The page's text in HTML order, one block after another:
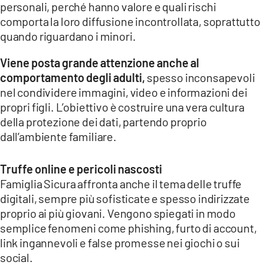
personali, perché hanno valore e quali rischi
comporta la loro diffusione incontrollata, soprattutto
quando riguardano i minori.
Viene posta grande attenzione anche al
comportamento degli adulti, spesso inconsapevoli
nel condividere immagini, video e informazioni dei
propri figli. L’obiettivo è costruire una vera cultura
della protezione dei dati, partendo proprio
dall’ambiente familiare.
Truffe online e pericoli nascosti
Famiglia Sicura affronta anche il tema delle truffe
digitali, sempre più sofisticate e spesso indirizzate
proprio ai più giovani. Vengono spiegati in modo
semplice fenomeni come phishing, furto di account,
link ingannevoli e false promesse nei giochi o sui
social.